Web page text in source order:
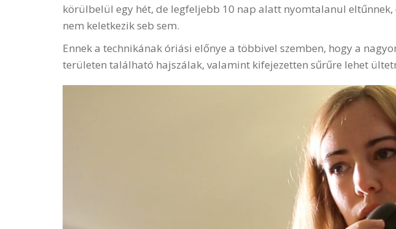
körülbelül egy hét, de legfeljebb 10 nap alatt nyomtalanul
nem keletkezik seb sem.
Ennek a technikának óriási előnye a többivel szemben, hogy a
területen található hajszálak, valamint kifejezetten sűrűre lehet